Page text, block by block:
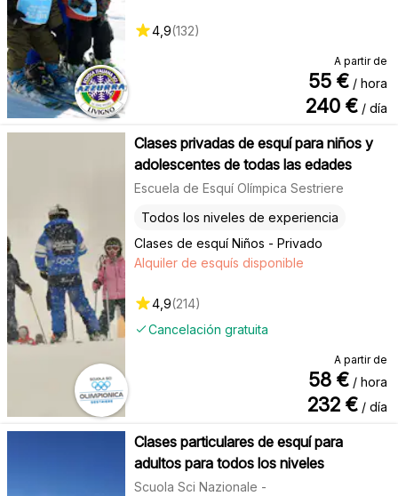
4,9(132)
A partir de
55 € / hora
240 € / día
Clases privadas de esquí para niños y
adolescentes de todas las edades
Escuela de Esquí Olímpica Sestriere
Clases de esquí Niños - Privado
Todos los niveles de experiencia
Cancelación gratuita
Alquiler de esquís disponible
4,9(214)
A partir de
58 € / hora
232 € / día
Clases particulares de esquí para
adultos para todos los niveles
Scuola Sci Nazionale -